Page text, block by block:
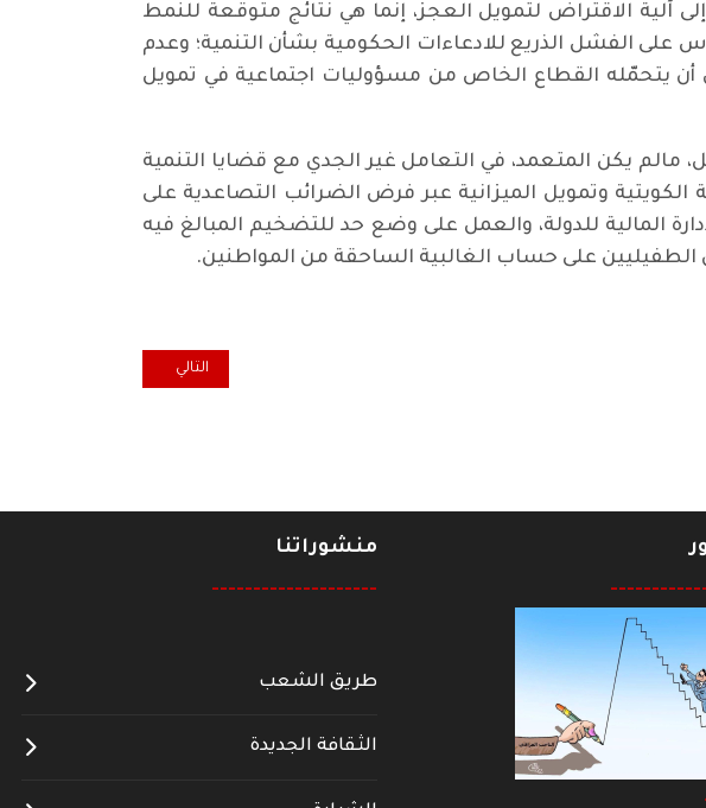
آلية الاقتراض لتمويل العجز، إنما هي نتائج متوقعة للنمط
على الفشل الذريع للادعاءات الحكومية بشأن التنمية؛ وعدم
أن يتحمّله القطاع الخاص من مسؤوليات اجتماعية في تمويل
مالم يكن المتعمد، في التعامل غير الجدي مع قضايا التنمية
وتمويل الميزانية عبر فرض الضرائب التصاعدية على
المالية للدولة، والعمل على وضع حد للتضخيم المبالغ فيه
الطفيليين على حساب الغالبية الساحقة من المواطنين.
المقال التالي: النقابات
التالي
منشوراتنا
--------------------
طريق الشعب
الثقافة الجديدة